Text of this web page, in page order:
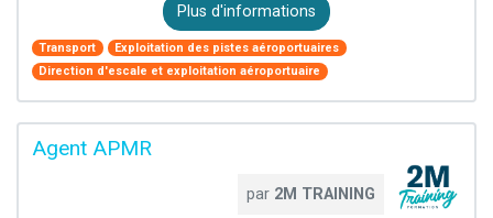
Plus d'informations
Transport
Exploitation des pistes aéroportuaires
Direction d'escale et exploitation aéroportuaire
Agent APMR
par 2M TRAINING